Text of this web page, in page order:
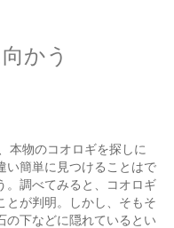
かう
本物のコオロギを探しに
い簡単に見つけることはで
。調べてみると、コオロギ
とが判明。しかし、そもそ
の下などに隠れているとい